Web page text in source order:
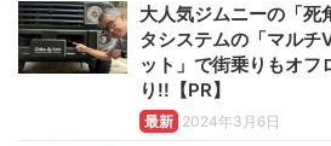
大人気ジムニーの「
タシステムの「マルチ
ット」で街乗りもオフ
り!!【PR】
最新 2024年3月6日